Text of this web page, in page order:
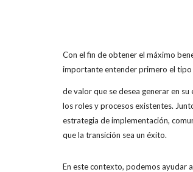
Con el fin de obtener el máximo
importante entender primero el tipo
de valor que se desea generar en
los roles y procesos existentes.
estrategia de implementación,
que la transición sea un éxito.
En este contexto, podemos ayudar